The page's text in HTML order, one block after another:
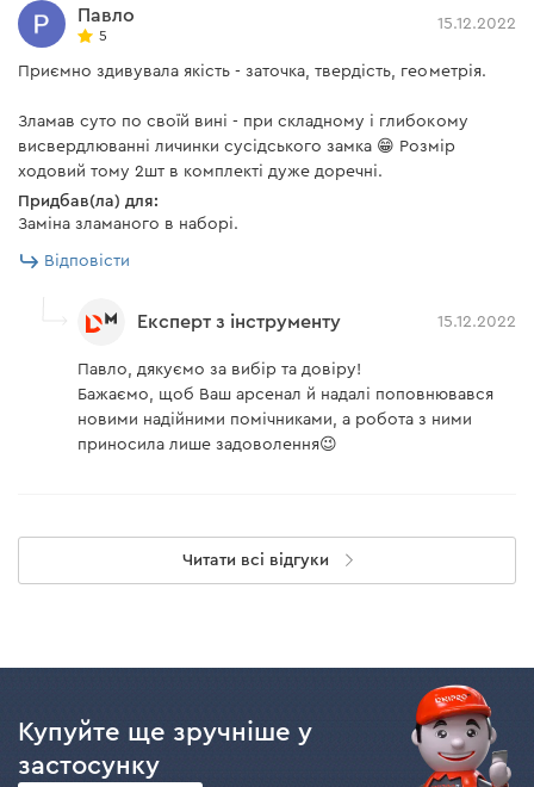
Павло
5
15.12.2022
Приємно здивувала якість - заточка, твердість, геометрія.
Зламав суто по своїй вині - при складному і глибокому
висвердлюванні личинки сусідського замка 😁 Розмір
ходовий тому 2шт в комплекті дуже доречні.
Придбав(ла) для:
Заміна зламаного в наборі.
Відповісти
Експерт з інструменту 15.12.2022
Павло, дякуємо за вибір та довіру!
Бажаємо, щоб Ваш арсенал й надалі поповнювався
новими надійними помічниками, а робота з ними
приносила лише задоволення😉
Читати всі відгуки
Купуйте ще зручніше у
застосунку